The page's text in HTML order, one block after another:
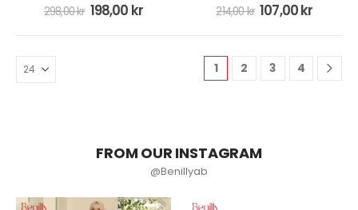
298,00kr 198,00 kr 214,00kr 107,00kr
1 2 3 4
FROM OUR INSTAGRAM
@Benillyab